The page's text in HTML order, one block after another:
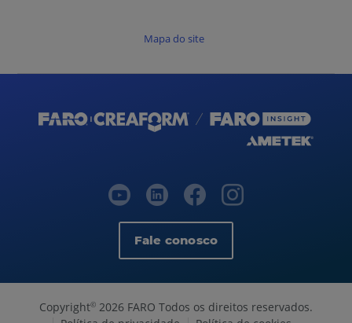
Mapa do site
Fale conosco
Copyright© 2026 FARO Todos os direitos reservados.